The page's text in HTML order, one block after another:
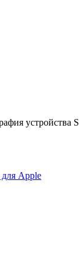
для Apple